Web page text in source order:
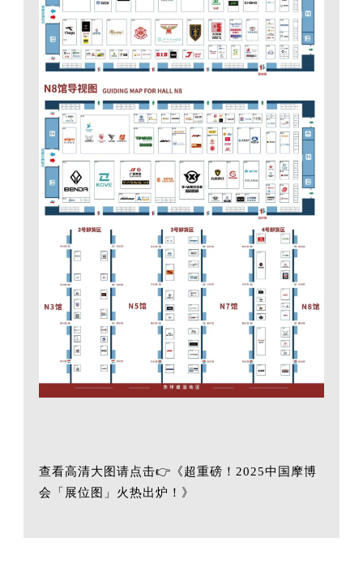
查看高清大图请点击👉《超重磅！2025中国摩博
会「展位图」火热出炉！ 》